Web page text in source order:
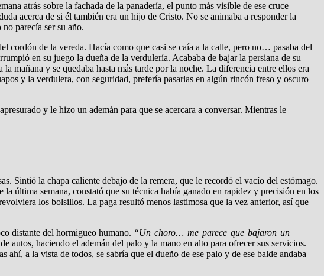
atrás sobre la fachada de la panadería, el punto más visible de ese cruce
acerca de si él también era un hijo de Cristo. No se animaba a responder la
parecía ser su año.
cordón de la vereda. Hacía como que casi se caía a la calle, pero no… pasaba del
en su juego la dueña de la verdulería. Acababa de bajar la persiana de su
mañana y se quedaba hasta más tarde por la noche. La diferencia entre ellos era
y la verdulera, con seguridad, prefería pasarlas en algún rincón freso y oscuro
y le hizo un ademán para que se acercara a conversar. Mientras le
Sintió la chapa caliente debajo de la remera, que le recordó el vacío del estómago.
última semana, constató que su técnica había ganado en rapidez y precisión en los
los bolsillos. La paga resultó menos lastimosa que la vez anterior, así que
distante del hormigueo humano. “Un choro… me parece que bajaron un
haciendo el ademán del palo y la mano en alto para ofrecer sus servicios.
a la vista de todos, se sabría que el dueño de ese palo y de ese balde andaba